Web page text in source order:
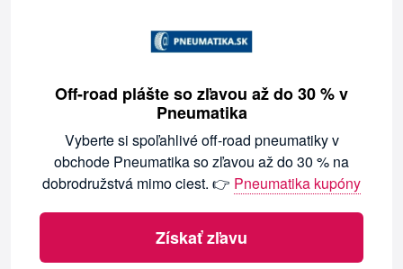
Off-road plášte so zľavou až do 30 % v
Pneumatika
Vyberte si spoľahlivé off-road pneumatiky v
obchode Pneumatika so zľavou až do 30 % na
dobrodružstvá mimo ciest. 👉 Pneumatika kupóny
Získať zľavu